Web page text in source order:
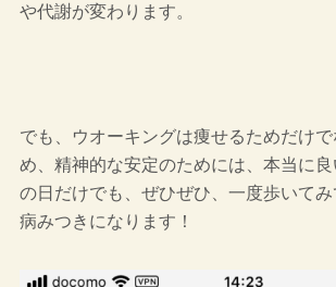
や代謝が変わります。
でも、ウオーキングは痩せるためだけ
め、精神的な安定のためには、本当に
の日だけでも、ぜひぜひ、一度歩いてみ
病みつきになります！